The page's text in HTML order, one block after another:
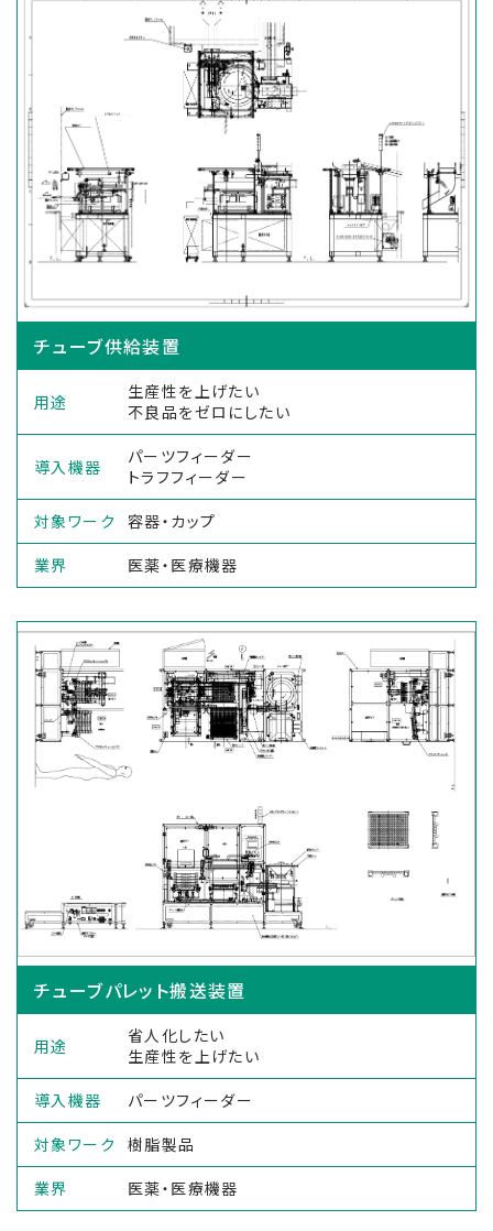
チューブ供給装置
用途
生産性を上げたい
不良品をゼロにしたい
導入機器
パーツフィーダー
トラフフィーダー
対象ワーク
容器・カップ
業界
医薬・医療機器
チューブパレット搬送装置
用途
省人化したい
生産性を上げたい
導入機器
パーツフィーダー
対象ワーク
樹脂製品
業界
医薬・医療機器